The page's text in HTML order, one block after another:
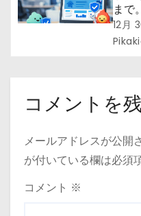
まで
まと
12月
コメントを
メールアドレスが公開
が付いている欄は必須
コメント ※